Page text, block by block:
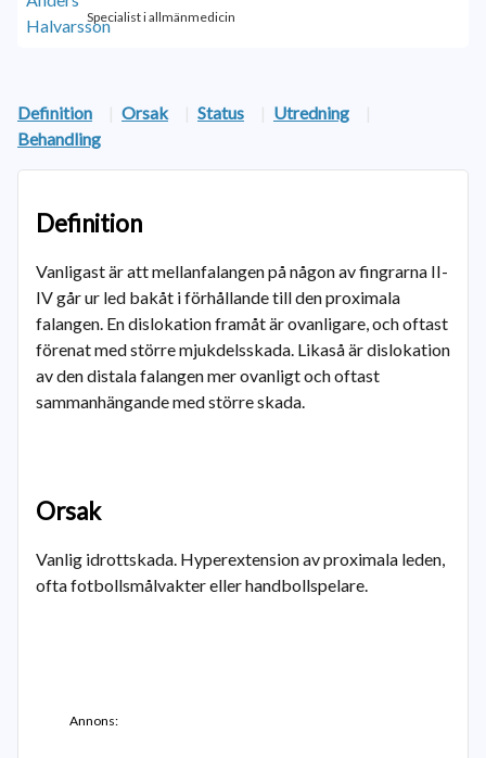
Specialist i allmänmedicin
Definition | Orsak | Status | Utredning
|
Behandling
Definition
Vanligast är att mellanfalangen på någon av fingrarna II-
IV går ur led bakåt i förhållande till den proximala
falangen. En dislokation framåt är ovanligare, och oftast
förenat med större mjukdelsskada. Likaså är dislokation
av den distala falangen mer ovanligt och oftast
sammanhängande med större skada.
Orsak
Vanlig idrottskada. Hyperextension av proximala leden,
ofta fotbollsmålvakter eller handbollspelare.
Annons: